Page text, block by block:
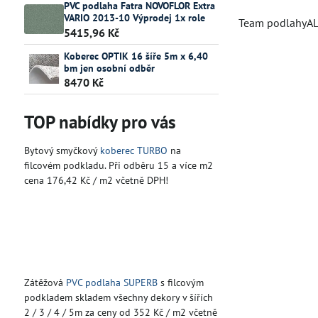
Team
PVC podlaha Fatra NOVOFLOR Extra
VARIO 2013-10 Výprodej 1x role
5415,96 Kč
Koberec OPTIK 16 šíře 5m x 6,40
bm jen osobní odběr
8470 Kč
TOP nabídky pro vás
Bytový smyčkový koberec TURBO na
filcovém podkladu. Při odběru 15 a více m2
cena 176,42 Kč / m2 včetně DPH!
Zátěžová PVC podlaha SUPERBs filcovým
podkladem skladem všechny dekory v šířích
2 / 3 / 4 / 5m za ceny od 352 Kč / m2 včetně